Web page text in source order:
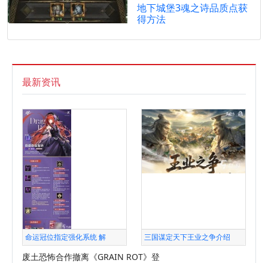
地下城堡3魂之诗品质点获
得方法
最新资讯
命运冠位指定强化系统 解 三国谋定天下王业之争介绍
废土恐怖合作撤离《GRAIN ROT》登